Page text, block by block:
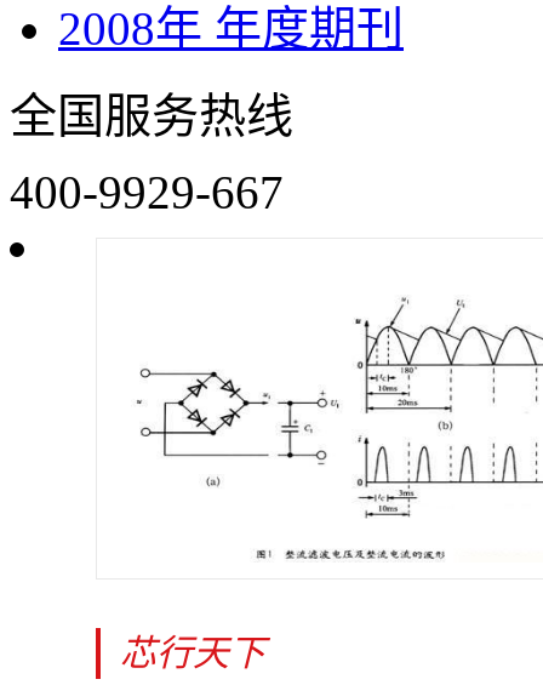
2008年 年度期刊
全国服务热线
400-9929-667
芯行天下